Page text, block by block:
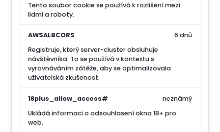
Tento soubor cookie se používá k rozlišení mezi
lidmi a roboty.
AWSALBCORS
Registruje, který server-cluster obsluhuje
návštěvníka. To se používá v kontextu s
vyrovnáváním zátěže, aby se optimalizovala
uživatelská zkušenost.
6 dnů
18plus_allow_access#
Ukládá informaci o odsouhlasení okna 18+ pro
web.
neznámý